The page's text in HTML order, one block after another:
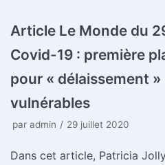
Article Le Monde du
Covid-19 : première
pour « délaissement
vulnérables
par admin 29 juillet 2020
Dans cet article, Patricia